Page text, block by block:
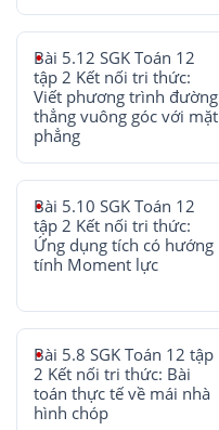
Bài 5.12 SGK Toán 12
tập 2 Kết nối tri thức:
Viết phương trình đường
thẳng vuông góc với mặt
phẳng
Bài 5.10 SGK Toán 12
tập 2 Kết nối tri thức:
Ứng dụng tích có hướng
tính Moment lực
Bài 5.8 SGK Toán 12 tập
2 Kết nối tri thức: Bài
toán thực tế về mái nhà
hình chóp